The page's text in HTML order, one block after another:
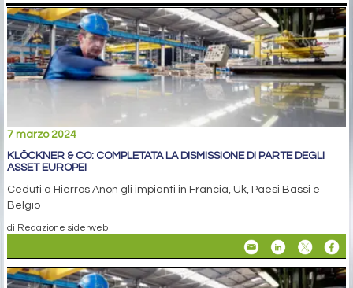
7 marzo 2024
KLÖCKNER & CO: COMPLETATA LA DISMISSIONE DI PARTE DEGLI
ASSET EUROPEI
Ceduti a Hierros Añon gli impianti in Francia, Uk, Paesi Bassi e
Belgio
di Redazione siderweb